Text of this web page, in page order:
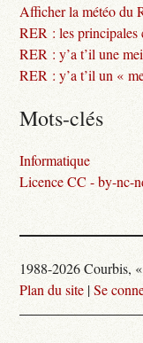
Afficher la météo du
RER : les principales
RER : y’a t’il une
RER : y’a t’il un «
Mots-clés
Informatique
Licence CC - by-nc-
1988-2026 Courbis,
Plan du site |Se